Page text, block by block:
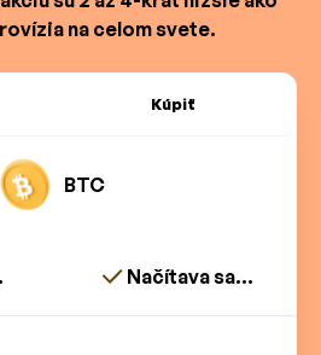
na celom svete.
Kúpiť
BTC
Načítava sa...